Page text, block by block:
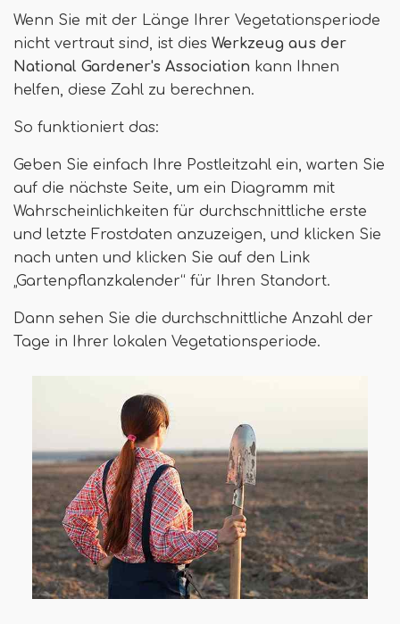
Wenn Sie mit der Länge Ihrer Vegetationsperiode
nicht vertraut sind, ist dies Werkzeug aus der
National Gardener's Association kann Ihnen
helfen, diese Zahl zu berechnen.
So funktioniert das:
Geben Sie einfach Ihre Postleitzahl ein, warten Sie
auf die nächste Seite, um ein Diagramm mit
Wahrscheinlichkeiten für durchschnittliche erste
und letzte Frostdaten anzuzeigen, und klicken Sie
nach unten und klicken Sie auf den Link
„Gartenpflanzkalender“ für Ihren Standort.
Dann sehen Sie die durchschnittliche Anzahl der
Tage in Ihrer lokalen Vegetationsperiode.